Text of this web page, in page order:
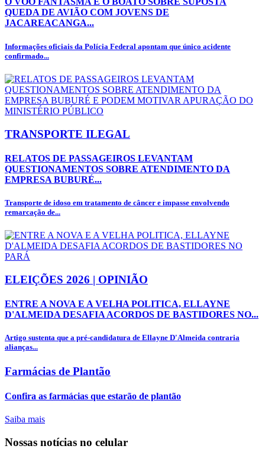
QUEDA DE AVIÃO COM JOVENS DE
JACAREACANGA...
Informações oficiais da Polícia Federal apontam que único acidente
confirmado...
TRANSPORTE ILEGAL
RELATOS DE PASSAGEIROS LEVANTAM
QUESTIONAMENTOS SOBRE ATENDIMENTO DA
EMPRESA BUBURÉ...
Transporte de idoso em tratamento de câncer e impasse envolvendo
remarcação de...
ELEIÇÕES 2026 | OPINIÃO
ENTRE A NOVA E A VELHA POLITICA, ELLAYNE
D'ALMEIDA DESAFIA ACORDOS DE BASTIDORES NO...
Artigo sustenta que a pré-candidatura de Ellayne D'Almeida contraria
alianças...
Farmácias de Plantão
Confira as farmácias que estarão de plantão
Saiba mais
Nossas notícias no celular